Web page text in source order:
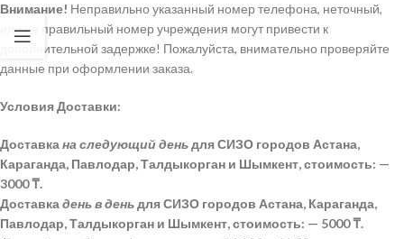
Внимание! Неправильно указанный номер телефона, неточный,
или не правильный номер учреждения могут привести к
дополнительной задержке! Пожалуйста, внимательно проверяйте
данные при оформлении заказа.
Условия Доставки:
Доставкана следующий деньдля СИЗО городов Астана,
Караганда, Павлодар, Талдыкорган и Шымкент, стоимость: —
3000 ₸.
Доставкадень в деньдля СИЗО городов Астана, Караганда,
Павлодар, Талдыкорган и Шымкент, стоимость: — 5000 ₸.